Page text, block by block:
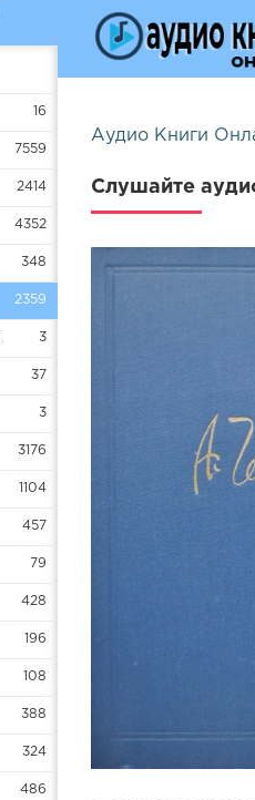
16
7559
2414
4352
348
2359
3
37
3
3176
1104
457
79
428
196
108
388
324
486
Аудио Книги
Слушайте